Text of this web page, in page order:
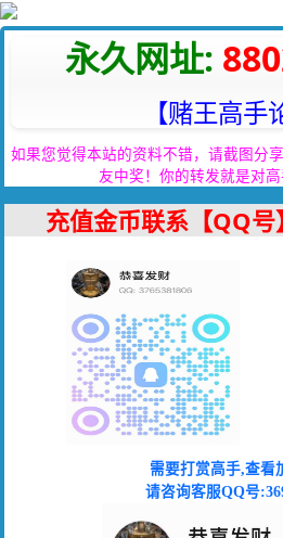
永久网址:
【赌王高手
如果您觉得本站的资料不错，请截图分
友中奖！你的转发就是对高
充值金币联系【QQ号
需要打赏高手,查看
请咨询客服QQ号